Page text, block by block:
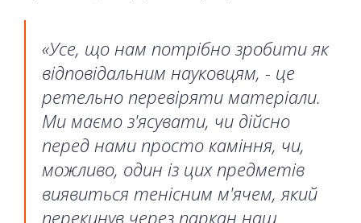
«Усе, що нам потрібно зробити як
відповідальним науковцям, - це
ретельно перевіряти матеріали.
Ми маємо з'ясувати, чи дійсно
перед нами просто каміння, чи,
можливо, один із цих предметів
виявиться тенісним м'ячем, який
перекинув через паркан наш